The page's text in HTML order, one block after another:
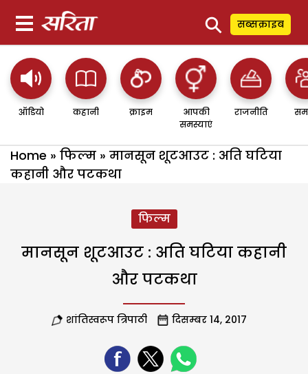
⚲ सब्सक्राइब
ऑडियो कहानी क्राइम
आपकी
समस्याएं
राजनीति
Home » फिल्म » मानसून शूटआउट : अति घटिया
कहानी और पटकथा
फिल्म
मानसून शूटआउट : अति घटिया कहानी
और पटकथा
शांतिस्वरूप त्रिपाठी दिसम्बर 14, 2017